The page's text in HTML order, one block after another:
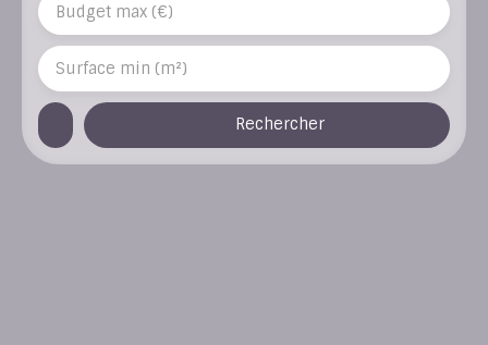
Budget max (€)
Surface min (m²)
Rechercher